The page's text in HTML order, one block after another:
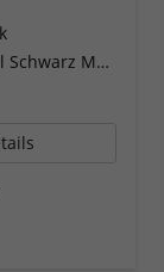
Grenaldill Schwarz Metallic